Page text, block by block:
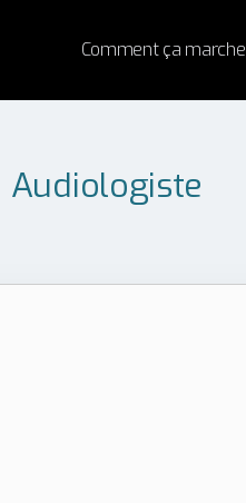
Comment ça marche
Audiologiste